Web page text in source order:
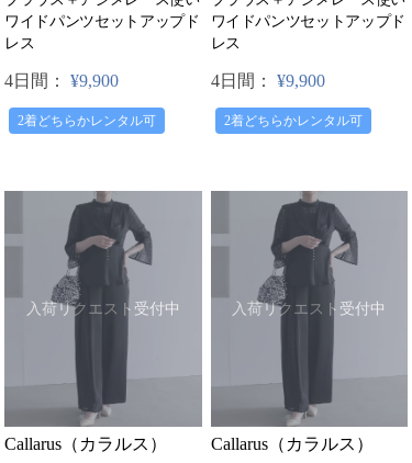
ワイドパンツセットアップド
レス
4日間： ¥9,900
2着どちらかレンタル可
ワイドパンツセットアップド
レス
4日間： ¥9,900
2着どちらかレンタル可
入荷リクエスト受付中
Callarus（カラルス）
入荷リクエスト受付中
Callarus（カラルス）